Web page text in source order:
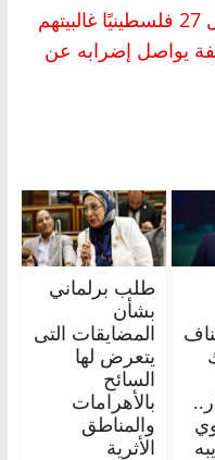
قوات الاحتلال الإسرائيلي تعتقل 27 فلسطينيًا غالبيتهم
يواصل إضرابه عن
طلب برلماني
بشأن
المضايقات التى
يتعرض لها
السائح
بالأهرامات
والمناطق
الأثرية